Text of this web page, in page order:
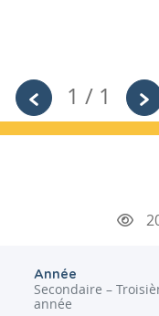
1 / 1
Année
Secondaire –
année